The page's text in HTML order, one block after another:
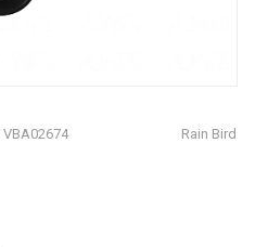
VBA02674 Rain Bird